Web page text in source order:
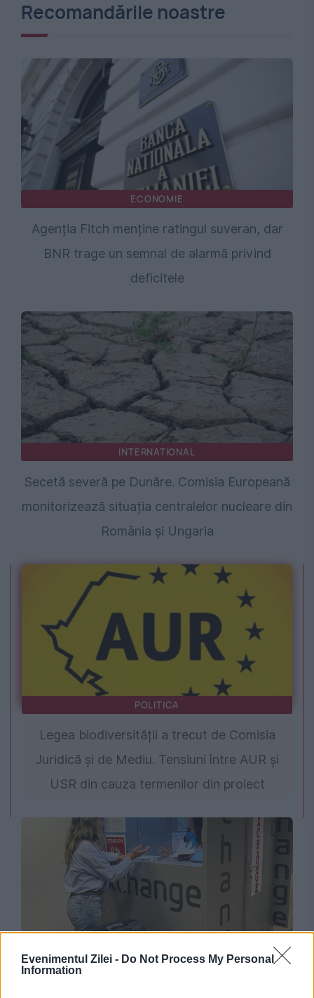
Evenimentul Zilei - Do Not Process My Personal
Information
Recomandările noastre
ECONOMIE
Agenția Fitch menține ratingul suveran, dar
BNR trage un semnal de alarmă privind
deficitele
INTERNATIONAL
Secetă severă pe Dunăre. Comisia Europeană
monitorizează situația centralelor nucleare din
România și Ungaria
POLITICA
Legea biodiversității a trecut de Comisia
Juridică și de Mediu. Tensiuni între AUR și
USR din cauza termenilor din proiect
ECONOMIE